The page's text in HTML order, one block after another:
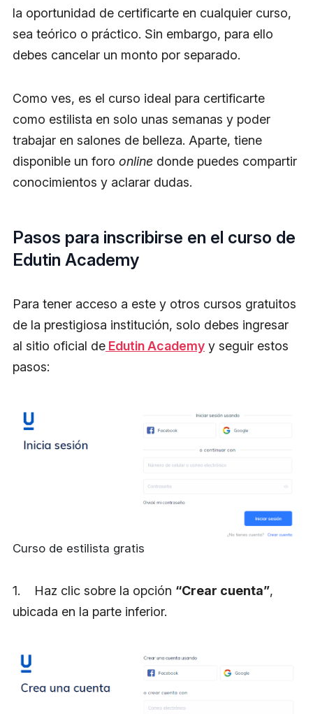
la oportunidad de certificarte en cualquier curso,
sea teórico o práctico. Sin embargo, para ello
debes cancelar un monto por separado.
Como ves, es el curso ideal para certificarte
como estilista en solo unas semanas y poder
trabajar en salones de belleza. Aparte, tiene
disponible un foro online donde puedes compartir
conocimientos y aclarar dudas.
Pasos para inscribirse en el curso de
Edutin Academy
Para tener acceso a este y otros cursos gratuitos
de la prestigiosa institución, solo debes ingresar
al sitio oficial de Edutin Academy y seguir estos
pasos:
Curso de estilista gratis
1. Haz clic sobre la opción “Crear cuenta”,
ubicada en la parte inferior.